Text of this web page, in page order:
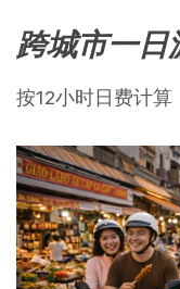
跨城市一日
按12小时日费计算